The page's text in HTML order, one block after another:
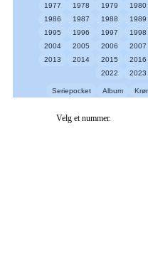
1977
1978 1979 1980
1986
1987 1988 1989
1995
1996 1997 1998
2004
2005 2006 2007
2013
2014 2015 2016
2022
2023
Seriepocket Album
Velg et nummer.